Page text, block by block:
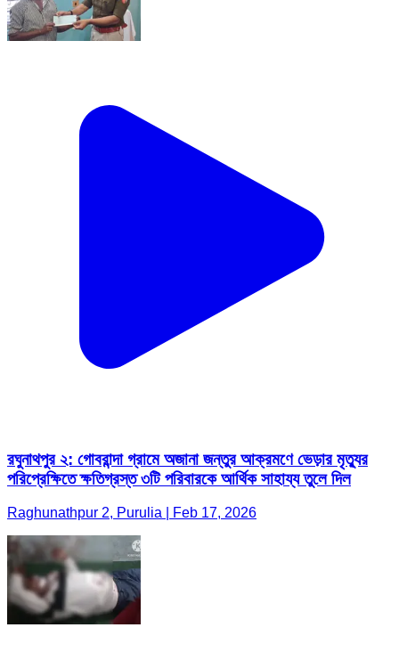
রঘুনাথপুর ২: গোবরান্দা গ্রামে অজানা জন্তুর আক্রমণে ভেড়ার মৃত্যুর
পরিপ্রেক্ষিতে ক্ষতিগ্রস্ত ৩টি পরিবারকে আর্থিক সাহায্য তুলে দিল
Raghunathpur 2, Purulia | Feb 17, 2026